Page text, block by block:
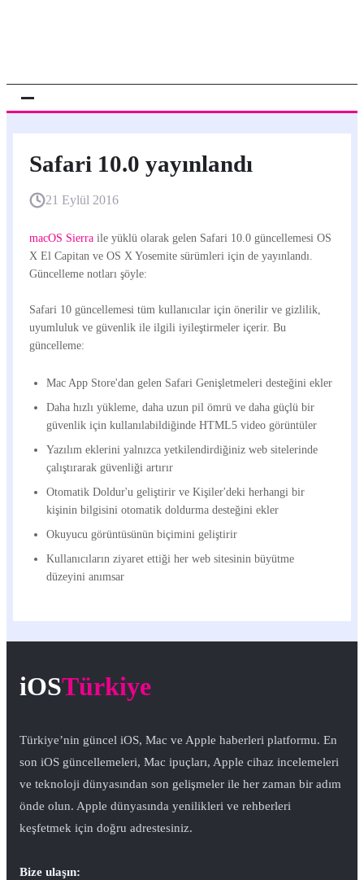
Safari 10.0 yayınlandı
21 Eylül 2016
macOS Sierra ile yüklü olarak gelen Safari 10.0 güncellemesi OS
X El Capitan ve OS X Yosemite sürümleri için de yayınlandı.
Güncelleme notları şöyle:
Safari 10 güncellemesi tüm kullanıcılar için önerilir ve gizlilik,
uyumluluk ve güvenlik ile ilgili iyileştirmeler içerir. Bu
güncelleme:
Mac App Store'dan gelen Safari Genişletmeleri desteğini ekler
Daha hızlı yükleme, daha uzun pil ömrü ve daha güçlü bir
güvenlik için kullanılabildiğinde HTML5 video görüntüler
Yazılım eklerini yalnızca yetkilendirdiğiniz web sitelerinde
çalıştırarak güvenliği artırır
Otomatik Doldur'u geliştirir ve Kişiler'deki herhangi bir
kişinin bilgisini otomatik doldurma desteğini ekler
Okuyucu görüntüsünün biçimini geliştirir
Kullanıcıların ziyaret ettiği her web sitesinin büyütme
düzeyini anımsar
iOSTürkiye
Türkiye’nin güncel iOS, Mac ve Apple haberleri platformu. En
son iOS güncellemeleri, Mac ipuçları, Apple cihaz incelemeleri
ve teknoloji dünyasından son gelişmeler ile her zaman bir adım
önde olun. Apple dünyasında yenilikleri ve rehberleri
keşfetmek için doğru adrestesiniz.
Bize ulaşın: